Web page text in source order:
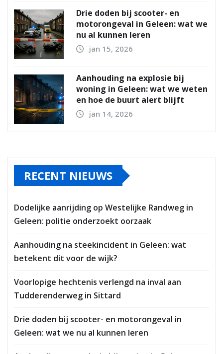
Drie doden bij scooter- en
motorongeval in Geleen: wat we
nu al kunnen leren
jan 15, 2026
Aanhouding na explosie bij
woning in Geleen: wat we weten
en hoe de buurt alert blijft
jan 14, 2026
RECENT NIEUWS
Dodelijke aanrijding op Westelijke Randweg in
Geleen: politie onderzoekt oorzaak
Aanhouding na steekincident in Geleen: wat
betekent dit voor de wijk?
Voorlopige hechtenis verlengd na inval aan
Tudderenderweg in Sittard
Drie doden bij scooter- en motorongeval in
Geleen: wat we nu al kunnen leren